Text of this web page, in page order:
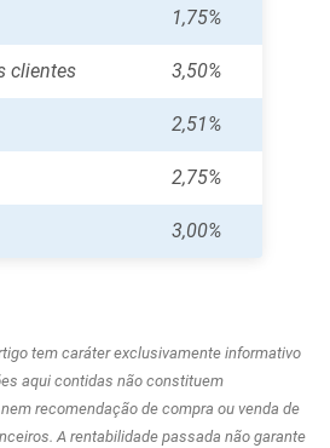
1,75%
clientes 3,50%
2,51%
2,75%
3,00%
tem caráter exclusivamente informativo
aqui contidas não constituem
recomendação de compra ou venda de
A rentabilidade passada não garante